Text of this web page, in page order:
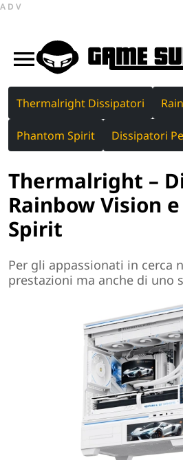
ADV
Thermalright Dissipatori
Phantom Spirit Dissipatori
Thermalright –
Rainbow Vision
Spirit
Per gli appassionati in cerca
prestazioni ma anche di uno